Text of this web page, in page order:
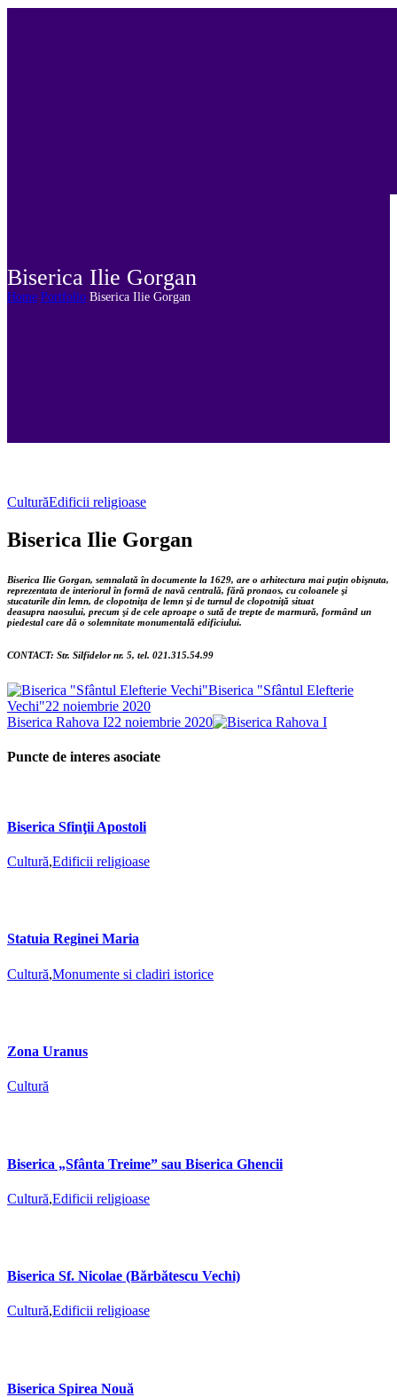
Biserica Ilie Gorgan
Home Portfolio Biserica Ilie Gorgan
CulturăEdificii religioase
Biserica Ilie Gorgan
Biserica Ilie Gorgan, semnalată în documente la 1629, are o arhitectura mai puţin obişnuta,
reprezentata de interiorul în formă de navă centrală, fără pronaos, cu coloanele şi
stucaturile din lemn, de clopotniţa de lemn şi de turnul de clopotniţă situat
deasupra naosului, precum şi de cele aproape o sută de trepte de marmură, formând un
piedestal care dă o solemnitate monumentală edificiului.
CONTACT: Str. Silfidelor nr. 5, tel. 021.315.54.99
Biserica "Sfântul Elefterie
Vechi"22 noiembrie 2020
Biserica Rahova I22 noiembrie 2020
Puncte de interes asociate
Biserica Sfinţii Apostoli
Cultură,Edificii religioase
Statuia Reginei Maria
Cultură,Monumente si cladiri istorice
Zona Uranus
Cultură
Biserica „Sfânta Treime” sau Biserica Ghencii
Cultură,Edificii religioase
Biserica Sf. Nicolae (Bărbătescu Vechi)
Cultură,Edificii religioase
Biserica Spirea Nouă